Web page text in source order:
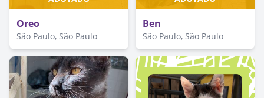
Oreo
São Paulo, São Paulo
Ben
São Paulo, São Paulo